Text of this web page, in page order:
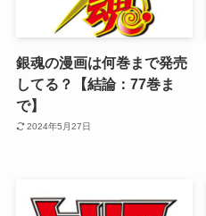
銀魂の漫画は何巻まで発売
してる？【結論：77巻ま
で】
2024年5月27日